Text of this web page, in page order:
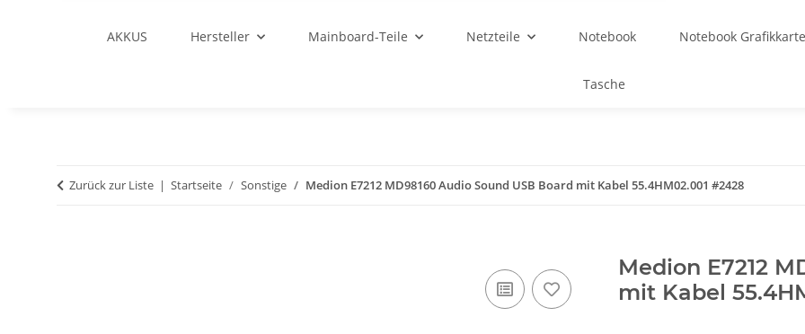
AKKUS Hersteller Mainboard-Teile Netzteile Notebook Notebook
Tasche
Zurück zur Liste Startseite Sonstige Medion E7212 MD98160 Audio Sound USB Board mit Kabel 55.4HM02.001 #2428
Medion E7212
mit Kabel